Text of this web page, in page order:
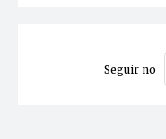
Seguir no